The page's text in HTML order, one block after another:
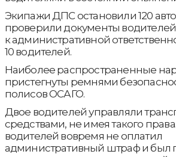
Экипажи ДПС остановили 120
проверили документы
к административной
10 водителей.
Наиболее распространенные
пристегнуты ремнями
полисов ОСАГО.
Двое водителей управляли
средствами, не имея такого
водителей вовремя не оплатил
административный штраф и был